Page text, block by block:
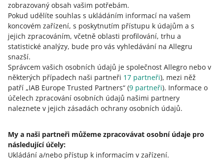
zobrazovaný obsah vašim potřebám.
Pokud udělíte souhlas s ukládáním informací na vašem
koncovém zařízení, s poskytnutím přístupu k údajům a s
jejich zpracováním, včetně oblasti profilování, trhu a
statistické analýzy, bude pro vás vyhledávání na Allegru
snazší.
Správcem vašich osobních údajů je společnost Allegro nebo v
některých případech naši partneři 17 partneři), mezi něž
patří „IAB Europe Trusted Partners“ (9 partneři). Informace o
účelech zpracování osobních údajů našimi partnery
naleznete v jejich zásadách ochrany osobních údajů.
My a naši partneři můžeme zpracovávat osobní údaje pro
následující účely:
Ukládání a/nebo přístup k informacím v zařízení.
Tato stránka je dostupná i v jiných jazycích
o allegro.pl
polski